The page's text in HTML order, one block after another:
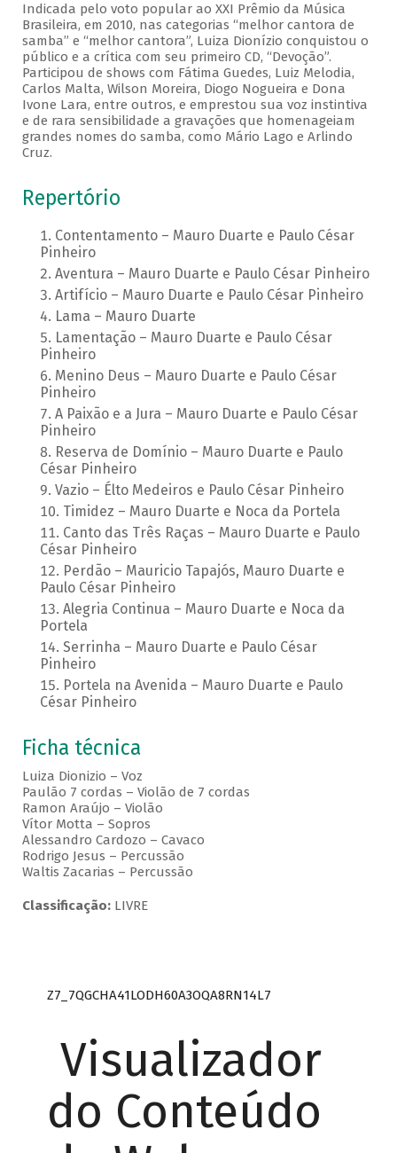
Indicada pelo voto popular ao XXI Prêmio da Música
Brasileira, em 2010, nas categorias “melhor cantora de
samba” e “melhor cantora”, Luiza Dionízio conquistou o
público e a crítica com seu primeiro CD, “Devoção”.
Participou de shows com Fátima Guedes, Luiz Melodia,
Carlos Malta, Wilson Moreira, Diogo Nogueira e Dona
Ivone Lara, entre outros, e emprestou sua voz instintiva
e de rara sensibilidade a gravações que homenageiam
grandes nomes do samba, como Mário Lago e Arlindo
Cruz.
Repertório
Contentamento – Mauro Duarte e Paulo César
Pinheiro
Aventura – Mauro Duarte e Paulo César Pinheiro
Artifício – Mauro Duarte e Paulo César Pinheiro
Lama – Mauro Duarte
Lamentação – Mauro Duarte e Paulo César
Pinheiro
Menino Deus – Mauro Duarte e Paulo César
Pinheiro
A Paixão e a Jura – Mauro Duarte e Paulo César
Pinheiro
Reserva de Domínio – Mauro Duarte e Paulo
César Pinheiro
Vazio – Élto Medeiros e Paulo César Pinheiro
Timidez – Mauro Duarte e Noca da Portela
Canto das Três Raças – Mauro Duarte e Paulo
César Pinheiro
Perdão – Mauricio Tapajós, Mauro Duarte e
Paulo César Pinheiro
Alegria Continua – Mauro Duarte e Noca da
Portela
Serrinha – Mauro Duarte e Paulo César
Pinheiro
Portela na Avenida – Mauro Duarte e Paulo
César Pinheiro
Ficha técnica
Luiza Dionizio – Voz
Paulão 7 cordas – Violão de 7 cordas
Ramon Araújo – Violão
Vítor Motta – Sopros
Alessandro Cardozo – Cavaco
Rodrigo Jesus – Percussão
Waltis Zacarias – Percussão
Classificação:LIVRE
Z7_7QGCHA41LODH60A3OQA8RN14L7
Visualizador
do Conteúdo